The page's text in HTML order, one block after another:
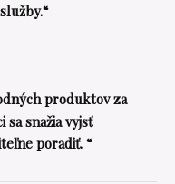
produktov za
snažia vyjsť
poradiť. “